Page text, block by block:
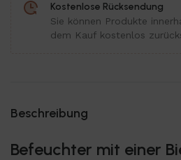
Kostenlose Rücksendung
Sie können Produkte
dem Kauf kostenlos
Beschreibung
Befeuchter mit einer